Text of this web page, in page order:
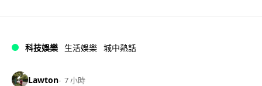
科技娛樂 生活娛樂 城中熱話
Lawton 7 小時